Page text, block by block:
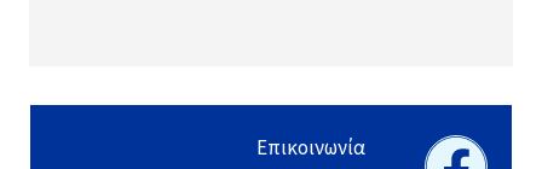
Επικοινωνία